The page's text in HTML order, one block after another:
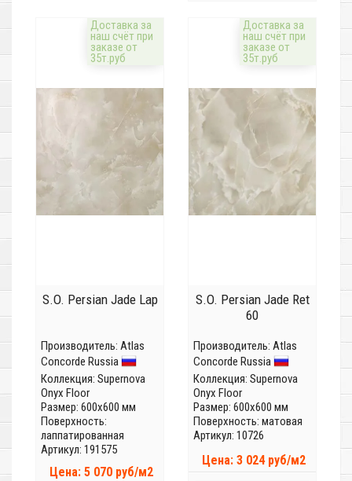
Доставка за
наш счёт при
заказе от
35т.руб
S.O. Persian Jade Lap
Производитель: Atlas
Concorde Russia
Коллекция: Supernova
Onyx Floor
Размер: 600x600 мм
Поверхность:
лаппатированная
Артикул: 191575
Цена: 5 070 руб/м2
Доставка за
наш счёт при
заказе от
35т.руб
S.O. Persian Jade Ret
60
Производитель: Atlas
Concorde Russia
Коллекция: Supernova
Onyx Floor
Размер: 600x600 мм
Поверхность: матовая
Артикул: 10726
Цена: 3 024 руб/м2